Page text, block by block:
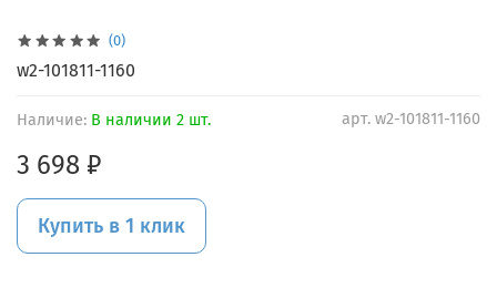
(0)
арт. w2-101811-1160
Наличие: В наличии 2 шт.
3 698 ₽
Купить в 1 клик
w2-101811-1160